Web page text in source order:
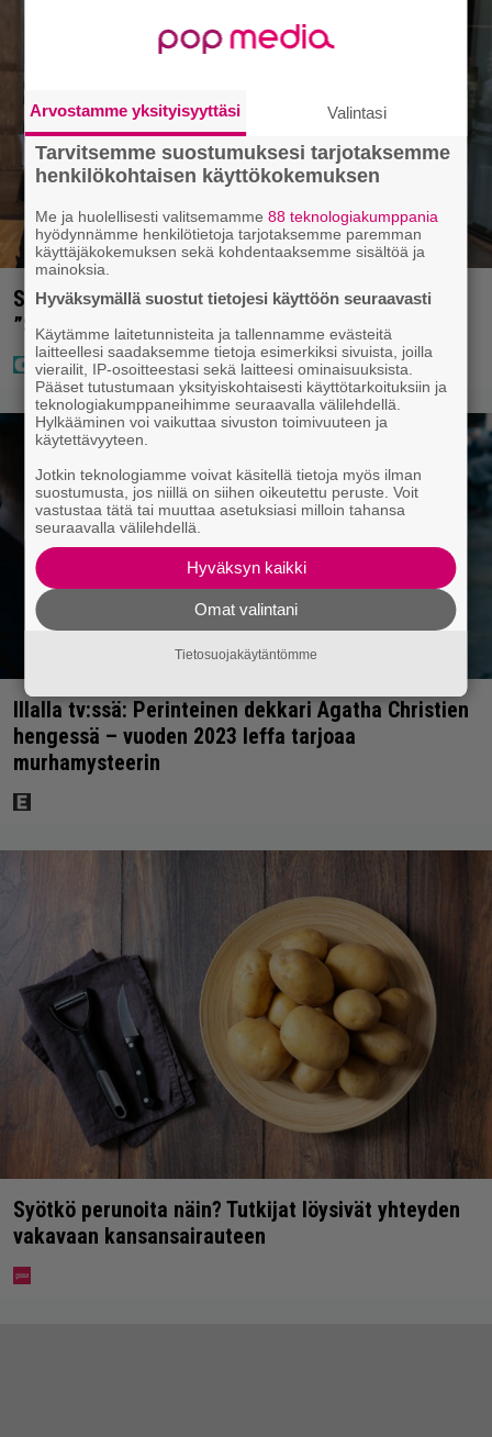
Sara ja Mikko Parikka etsivät uutta kotia –
”Seuraavaan kotiin tämmöinen”
Illalla tv:ssä: Perinteinen dekkari Agatha Christien
hengessä – vuoden 2023 leffa tarjoaa
murhamysteerin
Syötkö perunoita näin? Tutkijat löysivät yhteyden
vakavaan kansansairauteen
Arvostamme yksityisyyttäsi Valintasi
Tarvitsemme suostumuksesi tarjotaksemme
henkilökohtaisen käyttökokemuksen
Me ja huolellisesti valitsemamme88 teknologiakumppania
hyödynnämme henkilötietoja tarjotaksemme paremman
käyttäjäkokemuksen sekä kohdentaaksemme sisältöä ja
mainoksia.
Hyväksymällä suostut tietojesi käyttöön seuraavasti
Käytämme laitetunnisteita ja tallennamme evästeitä
laitteellesi saadaksemme tietoja esimerkiksi sivuista, joilla
vierailit, IP-osoitteestasi sekä laitteesi ominaisuuksista.
Pääset tutustumaan yksityiskohtaisesti käyttötarkoituksiin ja
teknologiakumppaneihimme seuraavalla välilehdellä.
Hylkääminen voi vaikuttaa sivuston toimivuuteen ja
käytettävyyteen.
Jotkin teknologiamme voivat käsitellä tietoja myös ilman
suostumusta, jos niillä on siihen oikeutettu peruste. Voit
vastustaa tätä tai muuttaa asetuksiasi milloin tahansa
seuraavalla välilehdellä.
Hyväksyn kaikki
Omat valintani
Tietosuojakäytäntömme